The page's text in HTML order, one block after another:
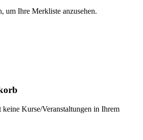
um Ihre Merkliste anzusehen.
keine Kurse/Veranstaltungen in Ihrem